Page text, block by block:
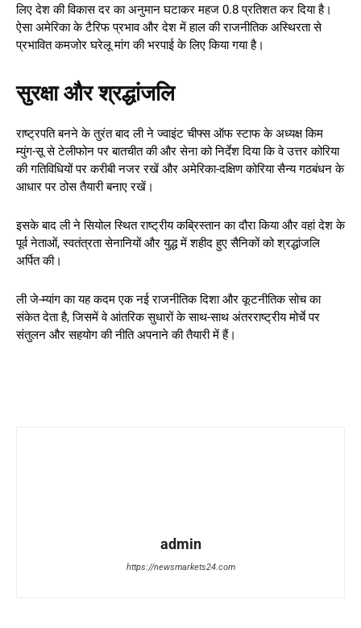
लिए देश की विकास दर का अनुमान घटाकर महज 0.8 प्रतिशत कर दिया है।
ऐसा अमेरिका के टैरिफ प्रभाव और देश में हाल की राजनीतिक अस्थिरता से
प्रभावित कमजोर घरेलू मांग की भरपाई के लिए किया गया है।
सुरक्षा और श्रद्धांजलि
राष्ट्रपति बनने के तुरंत बाद ली ने ज्वाइंट चीफ्स ऑफ स्टाफ के अध्यक्ष किम
म्युंग-सू से टेलीफोन पर बातचीत की और सेना को निर्देश दिया कि वे उत्तर कोरिया
की गतिविधियों पर करीबी नजर रखें और अमेरिका-दक्षिण कोरिया सैन्य गठबंधन के
आधार पर ठोस तैयारी बनाए रखें।
इसके बाद ली ने सियोल स्थित राष्ट्रीय कब्रिस्तान का दौरा किया और वहां देश के
पूर्व नेताओं, स्वतंत्रता सेनानियों और युद्ध में शहीद हुए सैनिकों को श्रद्धांजलि
अर्पित की।
ली जे-म्यांग का यह कदम एक नई राजनीतिक दिशा और कूटनीतिक सोच का
संकेत देता है, जिसमें वे आंतरिक सुधारों के साथ-साथ अंतरराष्ट्रीय मोर्चे पर
संतुलन और सहयोग की नीति अपनाने की तैयारी में हैं।
admin
https://newsmarkets24.com